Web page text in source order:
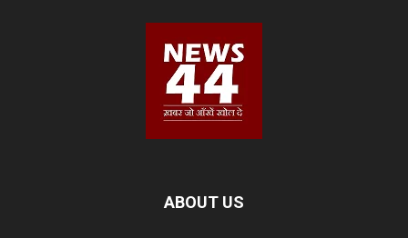
ABOUT US